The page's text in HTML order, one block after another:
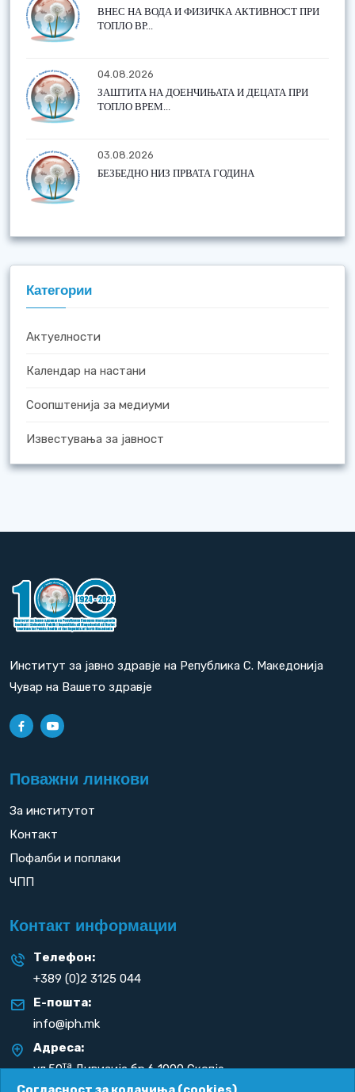
ВНЕС НА ВОДА И ФИЗИЧКА АКТИВНОСТ ПРИ
ТОПЛО ВР...
04.08.2026
ЗАШТИТА НА ДОЕНЧИЊАТА И ДЕЦАТА ПРИ
ТОПЛО ВРЕМ...
03.08.2026
БЕЗБЕДНО НИЗ ПРВАТА ГОДИНА
Категории
Актуелности
Календар на настани
Соопштенија за медиуми
Известувања за јавност
Институт за јавно здравје на Република С. Македонија
Чувар на Вашето здравје
Поважни линкови
За институтот
Контакт
Пофалби и поплаки
ЧПП
Контакт информации
Телефон:
+389 (0)2 3125 044
Е-пошта:
info@iph.mk
Адреса:
ул.50таДивизија бр.6 1000 Скопје
Република С. Македонија